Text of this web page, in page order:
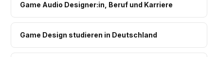
Game Audio Designer:in, Beruf und Karriere
Game Design studieren in Deutschland